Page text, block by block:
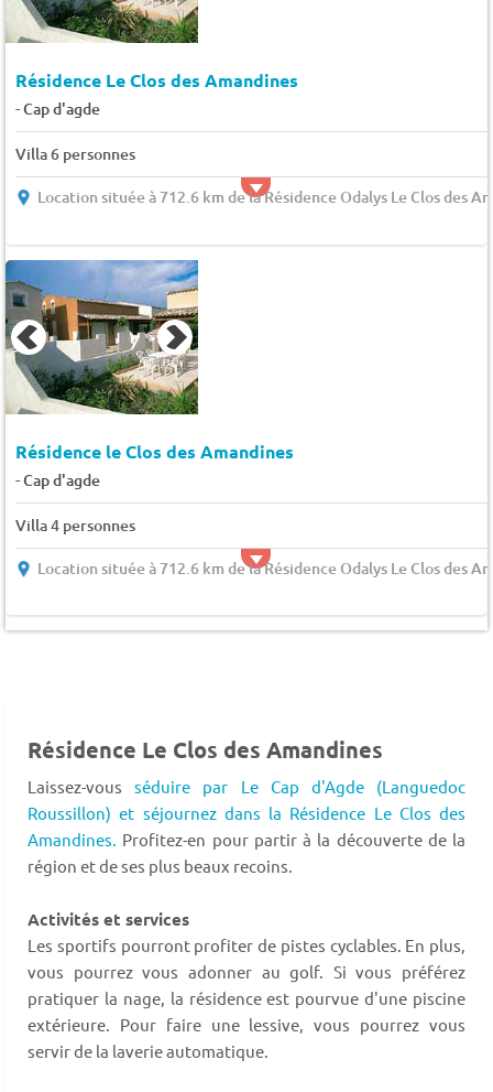
Résidence Le Clos des Amandines
-Cap d'agde
Villa 6 personnes
Location située à 712.6 km de la Résidence Odalys Le Clos des
Résidence le Clos des Amandines
-Cap d'agde
Villa 4 personnes
Location située à 712.6 km de la Résidence Odalys Le Clos des
Résidence Le Clos des Amandines
Laissez-vousséduire par Le Cap d'Agde (Languedoc
Roussillon) et séjournez dans la Résidence Le Clos des
Amandines. Profitez-en pour partir à la découverte de la
région et de ses plus beaux recoins.
Activités et services
Les sportifs pourront profiter de pistes cyclables. En plus,
vous pourrez vous adonner au golf. Si vous préférez
pratiquer la nage, la résidence est pourvue d'une piscine
extérieure. Pour faire une lessive, vous pourrez vous
servir de la laverie automatique.